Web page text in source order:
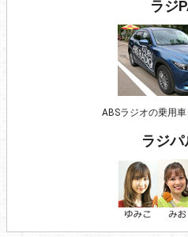
ラジ
ABSラジオの乗用
ラジパ